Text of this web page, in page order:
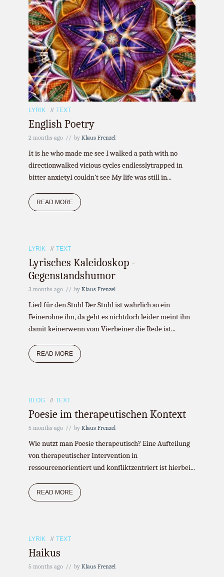
LYRIK TEXT
English Poetry
2 months ago by Klaus Frenzel
It is he who made me see I walked a path with no
directionwalked vicious cycles endlesslytrapped in
bitter anxietyI couldn’t see My life was still in...
READ MORE
LYRIK TEXT
Lyrisches Kaleidoskop -
Gegenstandshumor
3 months ago by Klaus Frenzel
Lied für den Stuhl Der Stuhl ist wahrlich so ein
Feinerohne ihn, da geht es nichtdoch leider meint ihn
damit keinerwenn vom Vierbeiner die Rede ist...
READ MORE
BLOG TEXT
Poesie im therapeutischen Kontext
5 months ago by Klaus Frenzel
Wie nutzt man Poesie therapeutisch? Eine Aufteilung
von therapeutischer Intervention in
ressourcenorientiert und konfliktzentriert ist hierbei...
READ MORE
LYRIK TEXT
Haikus
5 months ago by Klaus Frenzel